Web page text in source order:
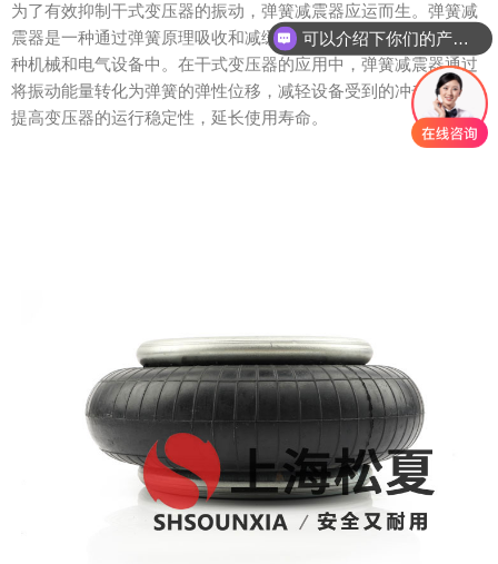
为了有效抑制干式变压器的振动，弹簧减震器应运而生。弹簧减
震器是一种通过弹簧原理吸收和减缓震动的设备，广泛应用于各
种机械和电气设备中。在干式变压器的应用中，弹簧减震器通过
将振动能量转化为弹簧的弹性位移，减轻设备受到的冲击，从而
提高变压器的运行稳定性，延长使用寿命。
可以介绍下你们的产品么？